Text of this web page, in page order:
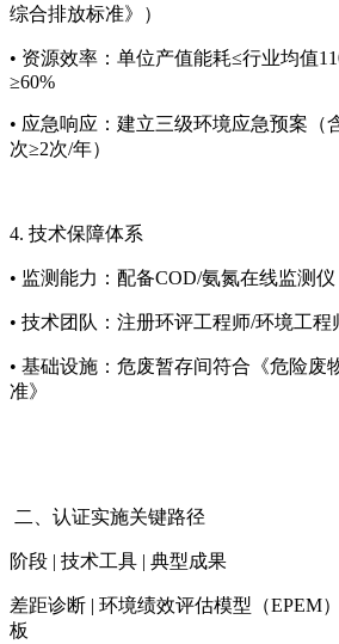
综合排放标准》）
• 资源效率：单位产值能耗≤行业均值
≥60%
• 应急响应：建立三级环境应急预案（
次≥2次/年）
4. 技术保障体系
• 监测能力：配备COD/氨氮在线监测
• 技术团队：注册环评工程师/环境工程
• 基础设施：危废暂存间符合《危险废
准》
二、认证实施关键路径
阶段 | 技术工具 | 典型成果
差距诊断 | 环境绩效评估模型（EPEM
板